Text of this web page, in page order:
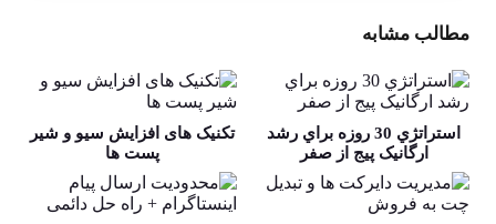
مطالب مشابه
استراتژي 30 روزه براي رشد
ارگانيک پيج از صفر
تکنیک های افزایش سیو و شیر
پست ها